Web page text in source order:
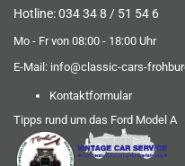
Hotline: 034 34 8 / 51 54 6
Mo - Fr von 08:00 - 18:00 Uhr
E-Mail: info@classic-cars-
Kontaktformular
Tipps rund um das Ford